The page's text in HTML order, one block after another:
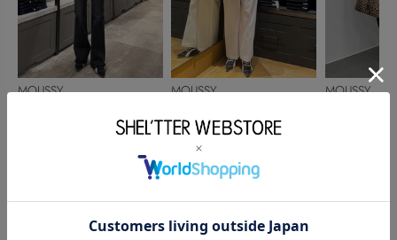
MOUSSY
MOUSSY
162cm
MOUSSY